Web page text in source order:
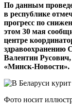
По данным
в республике
прогресс по
этом 30 мая
центре
здравоохранению
Валентин Русович,
«Минск-Новости».
Фото носит